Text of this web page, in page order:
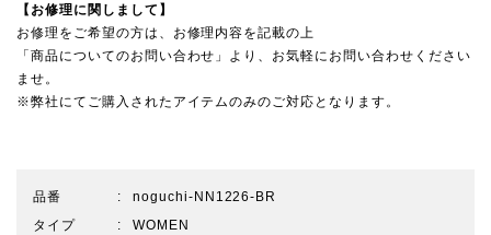
【お修理に関しまして】
お修理をご希望の方は、お修理内容を記載の上
「商品についてのお問い合わせ」より、お気軽にお問い合わせください
ませ。
※弊社にてご購入されたアイテムのみのご対応となります。
品番
noguchi-NN1226-BR
タイプ
WOMEN